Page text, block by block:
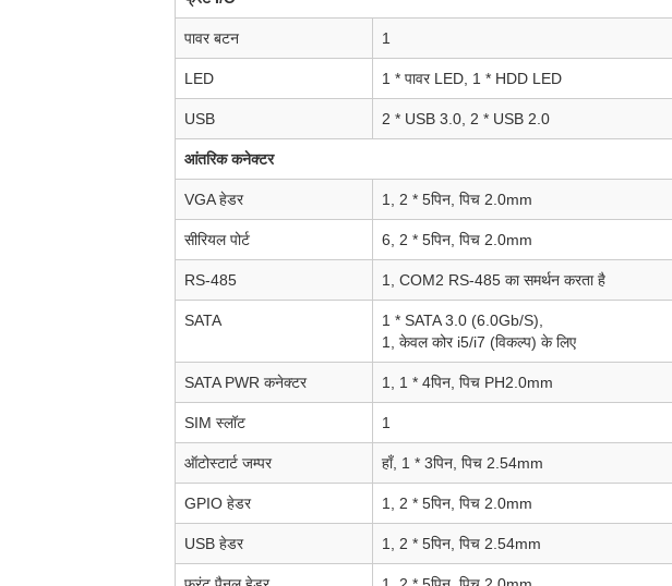
पावर बटन 1
LED 1 * पावर LED, 1 * HDD LED
USB 2 * USB 3.0, 2 * USB 2.0
आंतरिक कनेक्टर
VGA हेडर 1, 2 * 5पिन, पिच 2.0mm
सीरियल पोर्ट 6, 2 * 5पिन, पिच 2.0mm
RS-485 1, COM2 RS-485 का समर्थन करता है
SATA
1 * SATA 3.0 (6.0Gb/S),
1, केवल कोर i5/i7 (विकल्प) के लिए
SATA PWR कनेक्टर 1, 1 * 4पिन, पिच PH2.0mm
SIM स्लॉट 1
ऑटोस्टार्ट जम्पर हाँ, 1 * 3पिन, पिच 2.54mm
GPIO हेडर 1, 2 * 5पिन, पिच 2.0mm
USB हेडर 1, 2 * 5पिन, पिच 2.54mm